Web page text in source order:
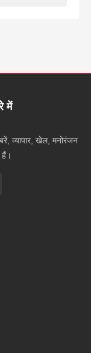
में
व्यापार, खेल, मनोरंजन